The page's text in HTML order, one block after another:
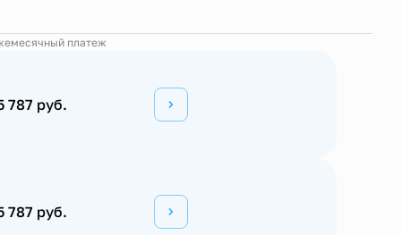
платеж
787 руб.
787 руб.